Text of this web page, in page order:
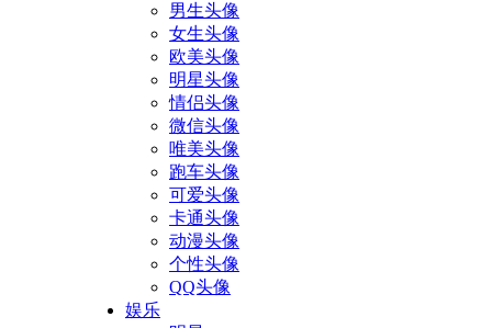
男生头像
女生头像
欧美头像
明星头像
情侣头像
微信头像
唯美头像
跑车头像
可爱头像
卡通头像
动漫头像
个性头像
QQ头像
娱乐